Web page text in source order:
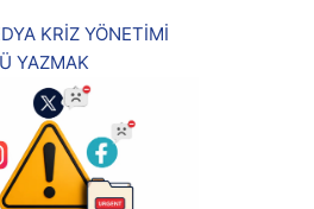
KRİZ YÖNETİMİ
YAZMAK